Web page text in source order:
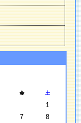
金 土
1
7
8